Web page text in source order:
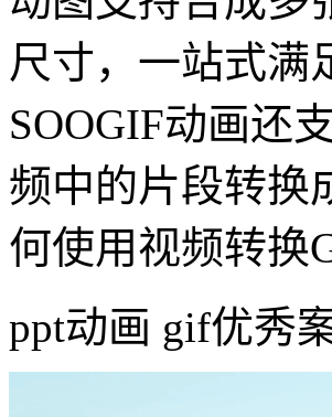
尺寸，一站式满
SOOGIF动画还
频中的片段转换
何使用视频转换
ppt动画 gif优秀